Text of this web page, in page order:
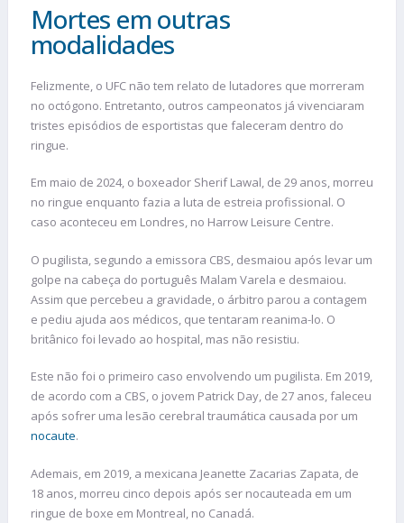
Mortes em outras
modalidades
Felizmente, o UFC não tem relato de lutadores que morreram
no octógono. Entretanto, outros campeonatos já vivenciaram
tristes episódios de esportistas que faleceram dentro do
ringue.
Em maio de 2024, o boxeador Sherif Lawal, de 29 anos, morreu
no ringue enquanto fazia a luta de estreia profissional. O
caso aconteceu em Londres, no Harrow Leisure Centre.
O pugilista, segundo a emissora CBS, desmaiou após levar um
golpe na cabeça do português Malam Varela e desmaiou.
Assim que percebeu a gravidade, o árbitro parou a contagem
e pediu ajuda aos médicos, que tentaram reanima-lo. O
britânico foi levado ao hospital, mas não resistiu.
Este não foi o primeiro caso envolvendo um pugilista. Em 2019,
de acordo com a CBS, o jovem Patrick Day, de 27 anos, faleceu
após sofrer uma lesão cerebral traumática causada por um
nocaute.
Ademais, em 2019, a mexicana Jeanette Zacarias Zapata, de
18 anos, morreu cinco depois após ser nocauteada em um
ringue de boxe em Montreal, no Canadá.